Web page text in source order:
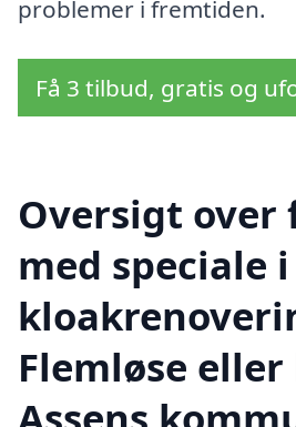
problemer i fremtiden.
Få 3 tilbud, gratis og
Oversigt over
med speciale i
Flemløse eller